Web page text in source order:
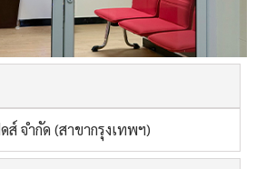
จำกัด (สาขากรุงเทพฯ)